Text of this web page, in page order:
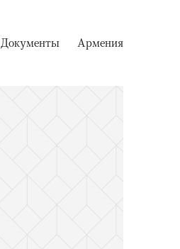
Документы Армения